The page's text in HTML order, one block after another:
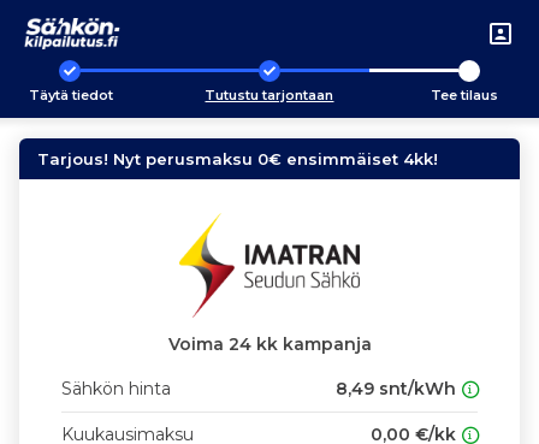
Täytä tiedot Tutustu tarjontaan Tee tilaus
Tarjous! Nyt perusmaksu 0€ ensimmäiset 4kk!
Voima 24 kk kampanja
Sähkön hinta 8,49 snt/kWh
Kuukausimaksu 0,00 €/kk